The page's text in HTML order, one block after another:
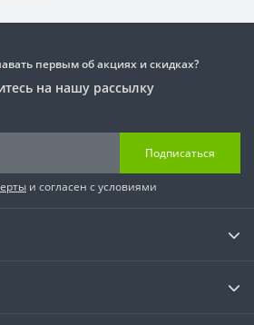
первым об акциях и скидках?
на нашу рассылку
Подписаться
и согласен с условиями